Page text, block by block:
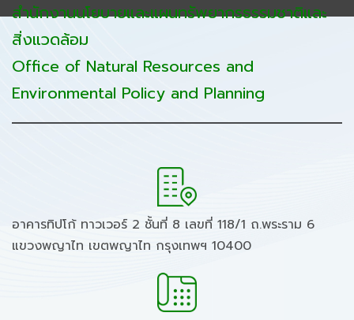
สำนักงานนโยบายและแผนทรัพยากรธรรมชาติและ
สิ่งแวดล้อม
Office of Natural Resources and
Environmental Policy and Planning
อาคารทิปโก้ ทาวเวอร์ 2 ชั้นที่ 8 เลขที่ 118/1 ถ.พระราม 6
แขวงพญาไท เขตพญาไท กรุงเทพฯ 10400